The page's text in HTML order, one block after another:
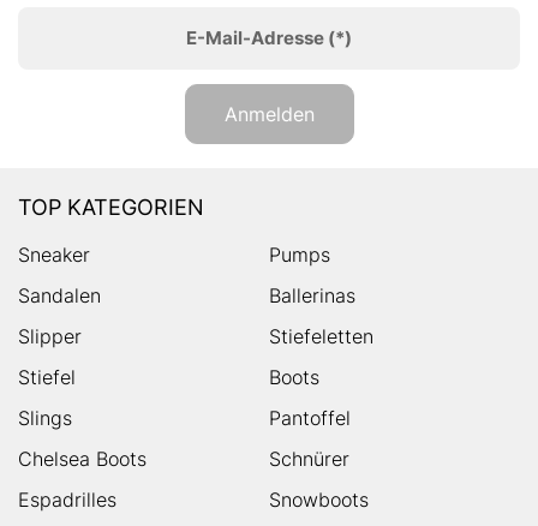
E-Mail-Adresse (*)
Anmelden
TOP KATEGORIEN
Sneaker
Pumps
Sandalen
Ballerinas
Slipper
Stiefeletten
Stiefel
Boots
Slings
Pantoffel
Chelsea Boots
Schnürer
Espadrilles
Snowboots